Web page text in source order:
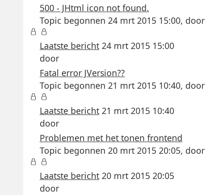
500 - JHtml icon not found.
Topic begonnen 24 mrt 2015 15:00, door
Laatste bericht24 mrt 2015 15:00
door
Fatal error JVersion??
Topic begonnen 21 mrt 2015 10:40, door
Laatste bericht21 mrt 2015 10:40
door
Problemen met het tonen frontend
Topic begonnen 20 mrt 2015 20:05, door
Laatste bericht20 mrt 2015 20:05
door